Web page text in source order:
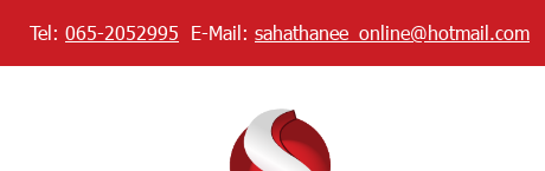
Tel: 065-2052995 E-Mail: sahathanee_online@hotmail.com